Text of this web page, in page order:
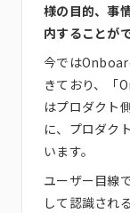
様の目的、事
内することが
今では
きており、「
はプロダクト
に、プロダク
います。
ユーザー目線
して認識され